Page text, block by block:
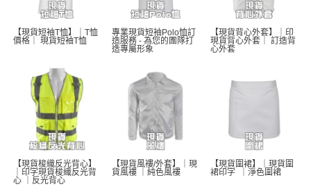
【現貨短袖T恤】｜T恤
價格｜ 現貨短袖T恤
專業現貨短袖Polo恤訂
造服務 - 為您的團隊打
造專屬形象
【現貨背心外套】｜印
現貨背心外套｜ 訂造背
心外套
【現貨梭織反光背心】
｜印字現貨梭織反光背
心 ｜反光背心
【現貨風褸/外套】｜現
貨風褸 ｜純色風褸
【現貨圍裙】｜現貨圍
裙印字  ｜淨色圍裙